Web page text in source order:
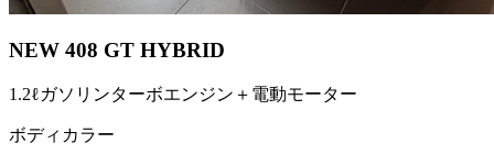
NEW 408 GT HYBRID
1.2ℓガソリンターボエンジン＋電動モーター
ボディカラー